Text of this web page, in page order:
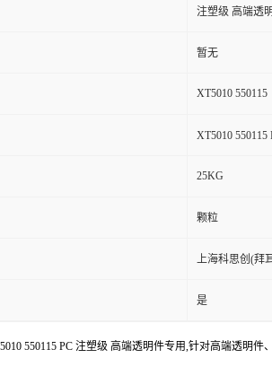
注塑级 高端透
暂无
XT5010 550115
XT5010
25KG
颗粒
上海科思创(拜
是
550115 PC 注塑级 高端透明件专用,针对高端透明